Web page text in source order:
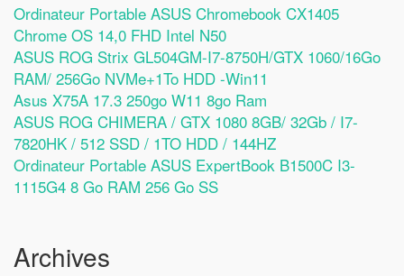
Ordinateur Portable ASUS Chromebook CX1405
Chrome OS 14,0 FHD Intel N50
ASUS ROG Strix GL504GM-I7-8750H/GTX 1060/16Go
RAM/ 256Go NVMe+1To HDD -Win11
Asus X75A 17.3 250go W11 8go Ram
ASUS ROG CHIMERA / GTX 1080 8GB/ 32Gb / I7-
7820HK / 512 SSD / 1TO HDD / 144HZ
Ordinateur Portable ASUS ExpertBook B1500C I3-
1115G4 8 Go RAM 256 Go SS
Archives